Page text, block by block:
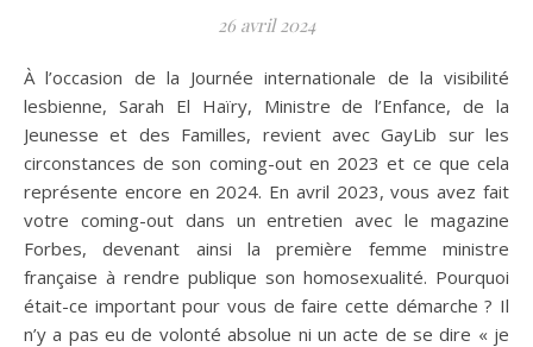
26 avril 2024
À l’occasion de la Journée internationale de la visibilité
lesbienne, Sarah El Haïry, Ministre de l’Enfance, de la
Jeunesse et des Familles, revient avec GayLib sur les
circonstances de son coming-out en 2023 et ce que cela
représente encore en 2024. En avril 2023, vous avez fait
votre coming-out dans un entretien avec le magazine
Forbes, devenant ainsi la première femme ministre
française à rendre publique son homosexualité. Pourquoi
était-ce important pour vous de faire cette démarche ? Il
n’y a pas eu de volonté absolue ni un acte de se dire « je